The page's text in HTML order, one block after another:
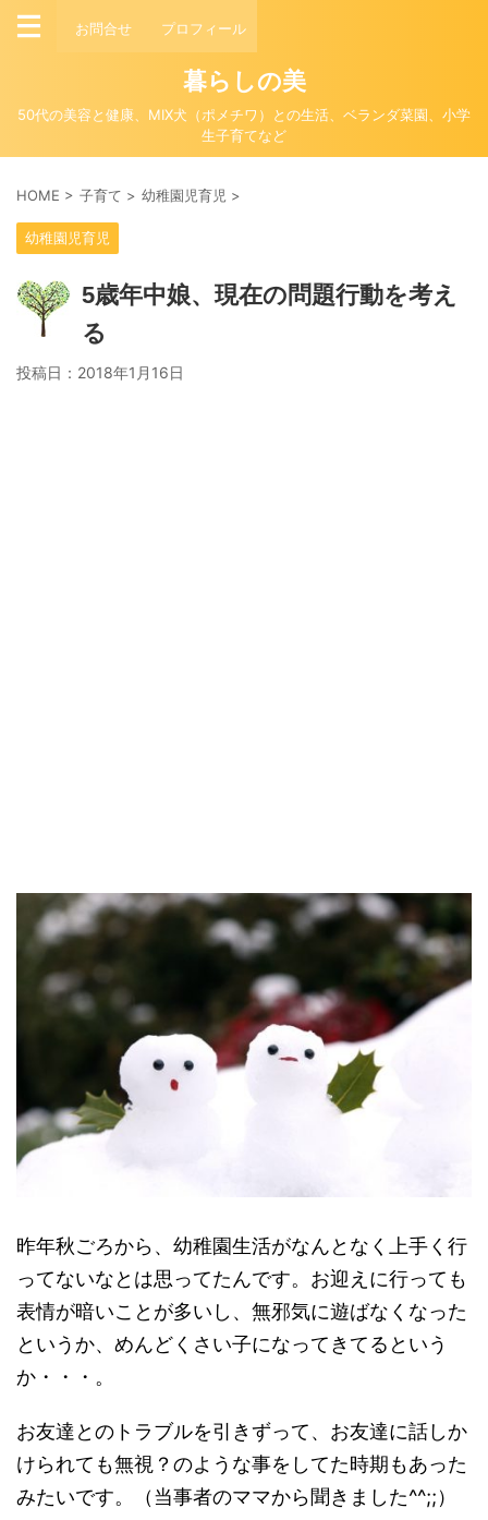
お問合せ プロフィール
暮らしの美
50代の美容と健康、MIX犬（ポメチワ）との生活、ベランダ菜園、小学
生子育てなど
HOME > 子育て > 幼稚園児育児 >
幼稚園児育児
5歳年中娘、現在の問題行動を考え
る
投稿日： 2018年1月16日
昨年秋ごろから、幼稚園生活がなんとなく上手く行
ってないなとは思ってたんです。お迎えに行っても
表情が暗いことが多いし、無邪気に遊ばなくなった
というか、めんどくさい子になってきてるという
か・・・。
お友達とのトラブルを引きずって、お友達に話しか
けられても無視？のような事をしてた時期もあった
みたいです。（当事者のママから聞きました^^;;）